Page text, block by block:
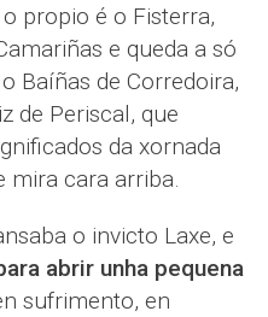
propio é o Fisterra,
e queda a só
Baíñas de Corredoira,
de Periscal, que
da xornada
mira cara arriba.
o invicto Laxe, e
abrir unha pequena
sufrimento, en